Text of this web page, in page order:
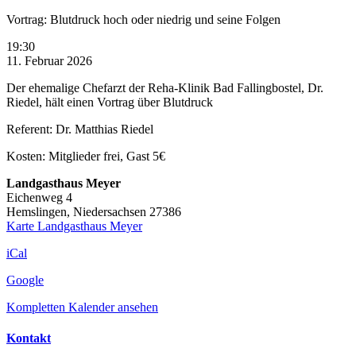
Vortrag: Blutdruck hoch oder niedrig und seine Folgen
19:30
11. Februar 2026
Der ehemalige Chefarzt der Reha-Klinik Bad Fallingbostel, Dr.
Riedel, hält einen Vortrag über Blutdruck
Referent: Dr. Matthias Riedel
Kosten: Mitglieder frei, Gast 5€
Landgasthaus Meyer
Eichenweg 4
Hemslingen, Niedersachsen 27386
Karte Landgasthaus Meyer
iCal
Google
Kompletten Kalender ansehen
Kontakt